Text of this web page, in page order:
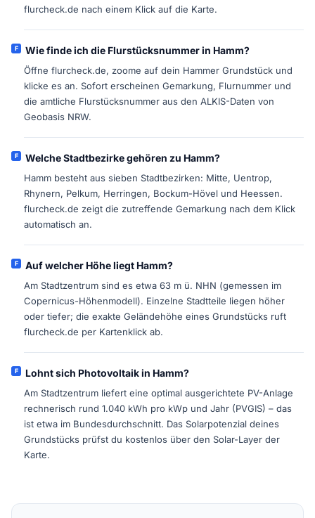
flurcheck.de nach einem Klick auf die Karte.
Wie finde ich die Flurstücksnummer in Hamm?
Öffne flurcheck.de, zoome auf dein Hammer Grundstück und
klicke es an. Sofort erscheinen Gemarkung, Flurnummer und
die amtliche Flurstücksnummer aus den ALKIS-Daten von
Geobasis NRW.
Welche Stadtbezirke gehören zu Hamm?
Hamm besteht aus sieben Stadtbezirken: Mitte, Uentrop,
Rhynern, Pelkum, Herringen, Bockum-Hövel und Heessen.
flurcheck.de zeigt die zutreffende Gemarkung nach dem Klick
automatisch an.
Auf welcher Höhe liegt Hamm?
Am Stadtzentrum sind es etwa 63 m ü. NHN (gemessen im
Copernicus-Höhenmodell). Einzelne Stadtteile liegen höher
oder tiefer; die exakte Geländehöhe eines Grundstücks ruft
flurcheck.de per Kartenklick ab.
Lohnt sich Photovoltaik in Hamm?
Am Stadtzentrum liefert eine optimal ausgerichtete PV-Anlage
rechnerisch rund 1.040 kWh pro kWp und Jahr (PVGIS) – das
ist etwa im Bundesdurchschnitt. Das Solarpotenzial deines
Grundstücks prüfst du kostenlos über den Solar-Layer der
Karte.